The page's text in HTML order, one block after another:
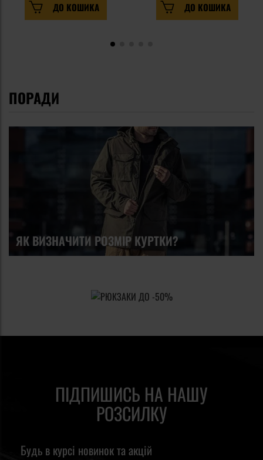
ДО КОШИКА ДО КОШИКА
ПОРАДИ
ЯК ВИЗНАЧИТИ РОЗМІР КУРТКИ?
ПІДПИШИСЬ НА НАШУ
РОЗСИЛКУ
Будь в курсі новинок та акцій